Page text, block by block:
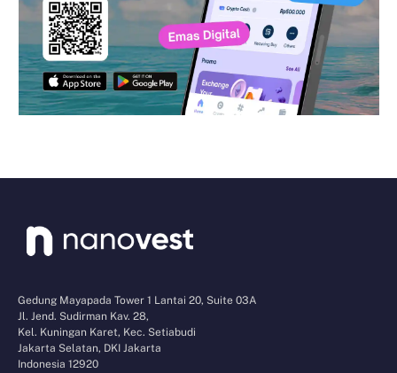
Gedung Mayapada Tower 1 Lantai 20, Suite 03A
Jl. Jend. Sudirman Kav. 28,
Kel. Kuningan Karet, Kec. Setiabudi
Jakarta Selatan, DKI Jakarta
Indonesia 12920